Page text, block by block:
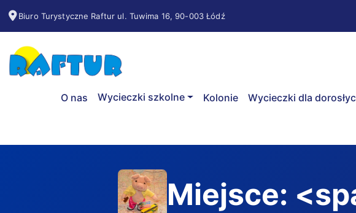
Biuro Turystyczne Raftur ul. Tuwima 16, 90-003 Łódź
O nas Wycieczki szkolne Kolonie Wycieczki dla
Miejsce: